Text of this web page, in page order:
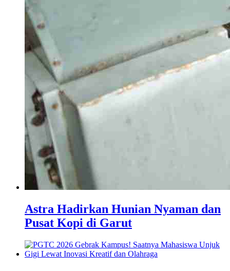
Astra Hadirkan Hunian Nyaman dan
Pusat Kopi di Garut